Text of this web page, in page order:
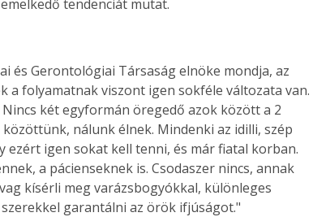
tendenciát mutat.
és Gerontológiai Társaság elnöke mondja, az
a folyamatnak viszont igen sokféle változata van.
két egyformán öregedő azok között a 2
nálunk élnek. Mindenki az idilli, szép
ezért igen sokat kell tenni, és már fiatal korban.
a pácienseknek is. Csodaszer nincs, annak
kísérli meg varázsbogyókkal, különleges
garantálni az örök ifjúságot."